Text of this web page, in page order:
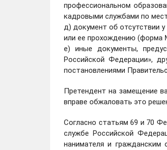
профессиональном
кадровыми службами по
д) документ об отсутствии
или ее прохождению (форма
е) иные документы,
Российской Федерации»,
постановлениями
Претендент на замещение
вправе обжаловать это
Согласно статьям 69 и 70
службе Российской
нанимателя и